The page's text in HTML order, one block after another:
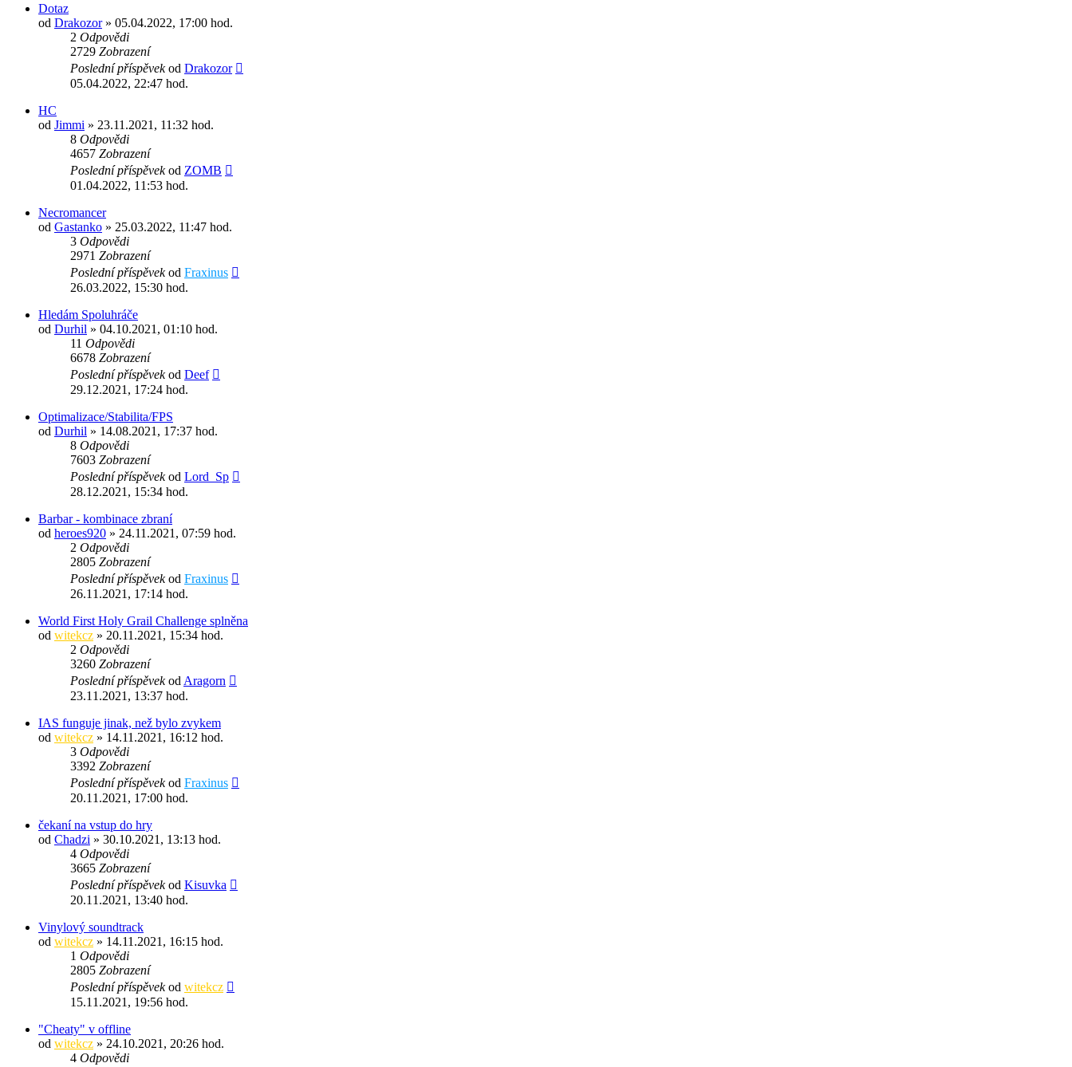
Dotaz
od Drakozor» 05.04.2022, 17:00 hod.
2 Odpovědi
2729 Zobrazení
Poslední příspěvekod Drakozor
05.04.2022, 22:47 hod.
HC
od Jimmi » 23.11.2021, 11:32 hod.
8 Odpovědi
4657 Zobrazení
Poslední příspěvekod ZOMB
01.04.2022, 11:53 hod.
Necromancer
od Gastanko » 25.03.2022, 11:47 hod.
3 Odpovědi
2971 Zobrazení
Poslední příspěvekod Fraxinus
26.03.2022, 15:30 hod.
Hledám Spoluhráče
od Durhil » 04.10.2021, 01:10 hod.
11 Odpovědi
6678 Zobrazení
Poslední příspěvekod Deef
29.12.2021, 17:24 hod.
Optimalizace/Stabilita/FPS
od Durhil » 14.08.2021, 17:37 hod.
8 Odpovědi
7603 Zobrazení
Poslední příspěvekod Lord_Sp
28.12.2021, 15:34 hod.
Barbar - kombinace zbraní
od heroes920 » 24.11.2021, 07:59 hod.
2 Odpovědi
2805 Zobrazení
Poslední příspěvekod Fraxinus
26.11.2021, 17:14 hod.
World First Holy Grail Challenge splněna
od witekcz » 20.11.2021, 15:34 hod.
2 Odpovědi
3260 Zobrazení
Poslední příspěvekod Aragorn
23.11.2021, 13:37 hod.
IAS funguje jinak, než bylo zvykem
od witekcz » 14.11.2021, 16:12 hod.
3 Odpovědi
3392 Zobrazení
Poslední příspěvekod Fraxinus
20.11.2021, 17:00 hod.
čekaní na vstup do hry
od Chadzi » 30.10.2021, 13:13 hod.
4 Odpovědi
3665 Zobrazení
Poslední příspěvekod Kisuvka
20.11.2021, 13:40 hod.
Vinylový soundtrack
od witekcz » 14.11.2021, 16:15 hod.
1 Odpovědi
2805 Zobrazení
Poslední příspěvekod witekcz
15.11.2021, 19:56 hod.
"Cheaty" v offline
od witekcz » 24.10.2021, 20:26 hod.
4 Odpovědi